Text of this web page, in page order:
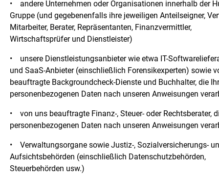
•
andere Unternehmen oder Organisationen innerhalb der
Gruppe (und gegebenenfalls ihre jeweiligen Anteilseigner,
Mitarbeiter, Berater, Repräsentanten, Finanzvermittler,
Wirtschaftsprüfer und Dienstleister)
•
unsere Dienstleistungsanbieter wie etwa IT-
und SaaS-Anbieter (einschließlich Forensikexperten) sowie
beauftragte Backgroundcheck-Dienste und Buchhalter, die
personenbezogenen Daten nach unseren Anweisungen
•
von uns beauftragte Finanz-, Steuer- oder Rechtsberater,
personenbezogenen Daten nach unseren Anweisungen
•
Verwaltungsorgane sowie Justiz-, Sozialversicherungs-
Aufsichtsbehörden (einschließlich Datenschutzbehörden,
Steuerbehörden usw.)